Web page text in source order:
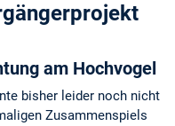
am Hochvogel
bisher leider noch nicht
Zusammenspiels